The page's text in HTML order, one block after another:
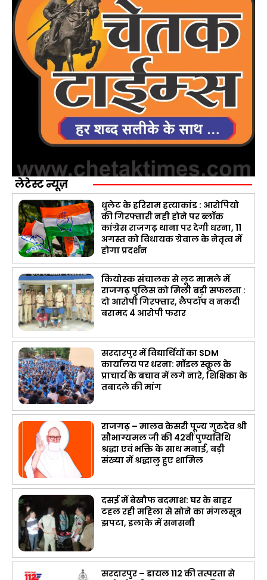
लेटेस्ट न्यूज़
धुलेट के हरिराम हत्याकांड : आरोपियो
की गिरफ्तारी नही होने पर ब्लॉक
कांग्रेस राजगढ़ थाना पर देगी धरना, 11
अगस्त को विधायक ग्रेवाल के नेतृत्व में
होगा प्रदर्शन
कियोस्क संचालक से लूट मामले में
राजगढ़ पुलिस को मिली बड़ी सफलता :
दो आरोपी गिरफ्तार, लैपटॉप व नकदी
बरामद 4 आरोपी फरार
सरदारपुर में विद्यार्थियों का SDM
कार्यालय पर धरना: मॉडल स्कूल के
प्राचार्य के बचाव में लगे नारे, शिक्षिका के
तबादले की मांग
राजगढ़ – मालव केसरी पूज्य गुरुदेव श्री
सौभाग्यमल जी की 42वीं पुण्यतिथि
श्रद्धा एवं भक्ति के साथ मनाई, बड़ी
संख्या में श्रद्धालु हुए शामिल
दसई में बेखौफ बदमाश: घर के बाहर
टहल रही महिला से सोने का मंगलसूत्र
झपटा, इलाके में सनसनी
सरदारपुर – डायल 112 की तत्परता से